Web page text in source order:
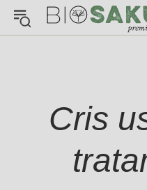
¡Konnichiwa!
Cris